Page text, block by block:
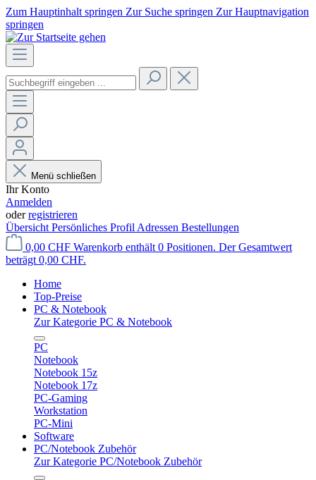
Zum Hauptinhalt springen Zur Suche springen Zur Hauptnavigation
springen
Menü schließen
Ihr Konto
Anmelden
oderregistrieren
Übersicht Persönliches Profil Adressen Bestellungen
0,00 CHF Warenkorb enthält 0 Positionen. Der Gesamtwert
beträgt 0,00 CHF.
Home
Top-Preise
PC & Notebook
Zur Kategorie PC & Notebook
PC
Notebook
Notebook 15z
Notebook 17z
PC-Gaming
Workstation
PC-Mini
Software
PC/Notebook Zubehör
Zur Kategorie PC/Notebook Zubehör